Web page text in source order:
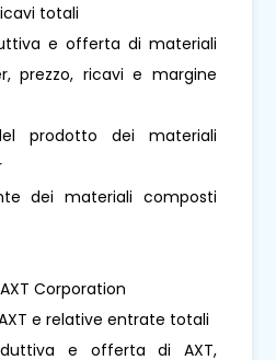
totali
e offerta di materiali
prezzo, ricavi e margine
prodotto dei materiali
dei materiali composti
Corporation
e relative entrate totali
e offerta di AXT,